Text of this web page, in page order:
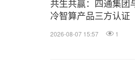
共生共赢：四通集团
冷智算产品三方认证
2026-08-07 15:57 1